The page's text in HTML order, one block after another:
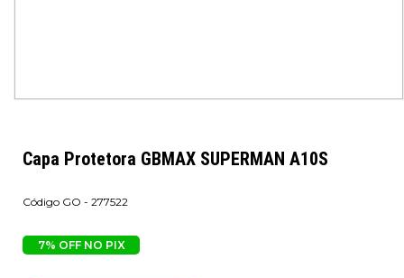
Capa Protetora GBMAX SUPERMAN A10S
GO - 277522
7% OFF NO PIX